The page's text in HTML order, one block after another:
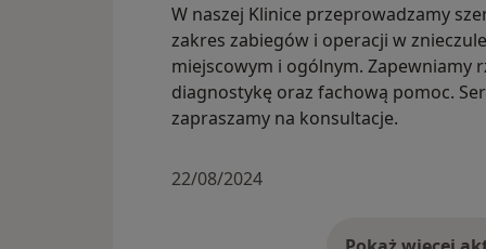
W naszej Klinice przeprowadzamy
zakres zabiegów i operacji w
miejscowym i ogólnym. Zapewniamy
diagnostykę oraz fachową pomoc.
zapraszamy na konsultacje.
22/08/2024